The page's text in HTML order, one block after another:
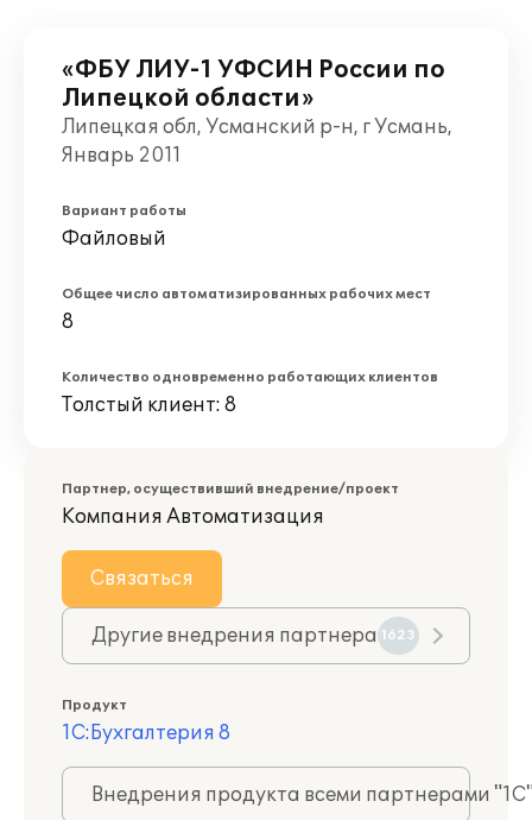
«ФБУ ЛИУ-1 УФСИН России по
Липецкой области»
Липецкая обл, Усманский р-н, г Усмань,
Январь 2011
Вариант работы
Файловый
Общее число автоматизированных рабочих мест
8
Количество одновременно работающих клиентов
Толстый клиент: 8
Партнер, осуществивший внедрение/проект
Компания Автоматизация
Связаться
Другие внедрения партнера 1623
Продукт
1С:Бухгалтерия 8
Внедрения продукта всеми партнерами